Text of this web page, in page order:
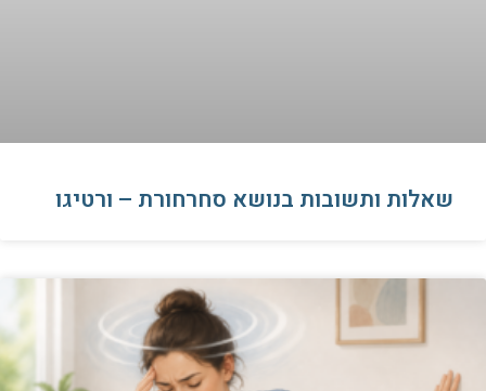
שאלות ותשובות בנושא סחרחורת – ורטיגו